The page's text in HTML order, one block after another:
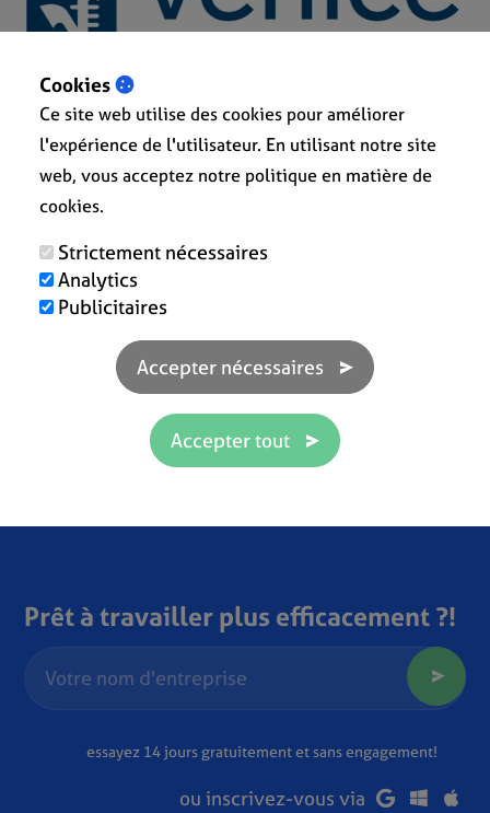
Prêt à travailler plus efficacement ?!
essayez 14 jours gratuitement et sans engagement!
ou inscrivez-vous via
Cookies
Ce site web utilise des cookies pour améliorer
l'expérience de l'utilisateur. En utilisant notre site
web, vous acceptez notre politique en matière de
cookies.
Strictement nécessaires
Analytics
Publicitaires